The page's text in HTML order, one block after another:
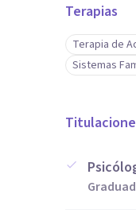
Terapias
Terapia de
Sistemas